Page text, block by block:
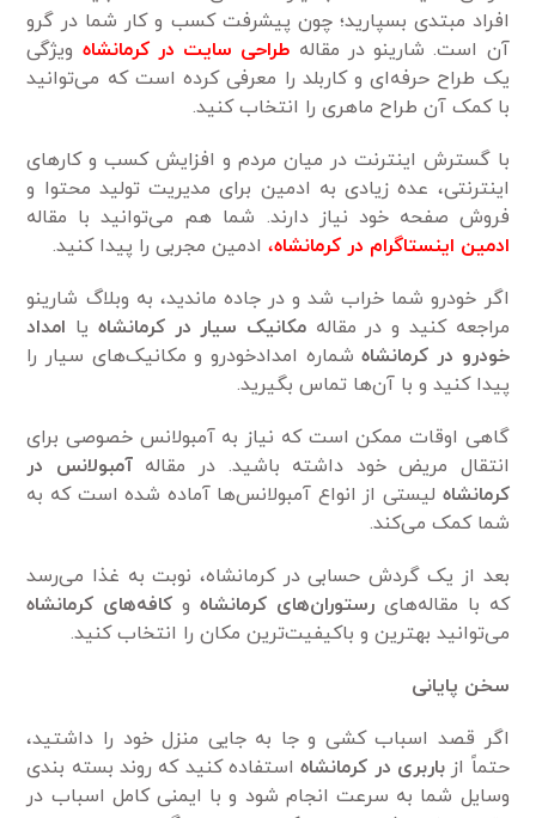
افراد مبتدی بسپارید؛ چون پیشرفت کسب و کار شما در گرو
آن است. شارینو در مقاله طراحی سایت در کرمانشاه ویژگی
یک طراح حرفه‌ای و کاربلد را معرفی کرده است که می‌توانید
با کمک آن طراح ماهری را انتخاب کنید.
با گسترش اینترنت در میان مردم و افزایش کسب و کارهای
اینترنتی، عده زیادی به ادمین برای مدیریت تولید محتوا و
فروش صفحه خود نیاز دارند. شما هم می‌توانید با مقاله
ادمین اینستاگرام در کرمانشاه، ادمین مجربی را پیدا کنید.
اگر خودرو شما خراب شد و در جاده ماندید، به وبلاگ شارینو
مراجعه کنید و در مقاله مکانیک سیار در کرمانشاه یا امداد
خودرو در کرمانشاهشماره امدادخودرو و مکانیک‌های سیار را
پیدا کنید و با آن‌ها تماس بگیرید.
گاهی اوقات ممکن است که نیاز به آمبولانس خصوصی برای
انتقال مریض خود داشته باشید. در مقالهآمبولانس در
کرمانشاه لیستی از انواع آمبولانس‌ها آماده شده است که به
شما کمک می‌کند.
بعد از یک گردش حسابی در کرمانشاه، نوبت به غذا می‌رسد
که با مقاله‌هایرستوران‌های کرمانشاه وکافه‌های کرمانشاه
می‌توانید بهترین و باکیفیت‌ترین مکان را انتخاب کنید.
سخن پایانی
اگر قصد اسباب کشی و جا به جایی منزل خود را داشتید،
حتماً ازباربری در کرمانشاهاستفاده کنید که روند بسته بندی
وسایل شما به سرعت انجام شود و با ایمنی کامل اسباب در